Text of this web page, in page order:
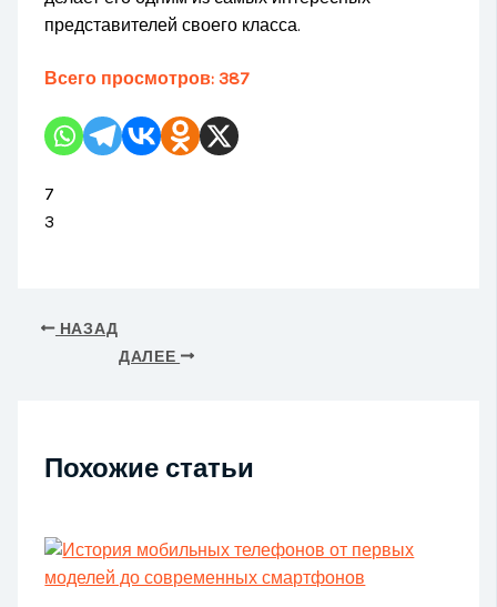
представителей своего класса.
Всего просмотров: 387
7
3
НАЗАД
ДАЛЕЕ
Похожие статьи